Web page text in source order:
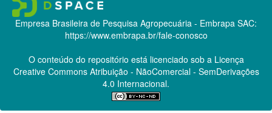
Empresa Brasileira de Pesquisa Agropecuária - Embrapa SAC:
https://www.embrapa.br/fale-conosco
O conteúdo do repositório está licenciado sob a Licença
Creative CommonsAtribuição - NãoComercial - SemDerivações
4.0 Internacional.